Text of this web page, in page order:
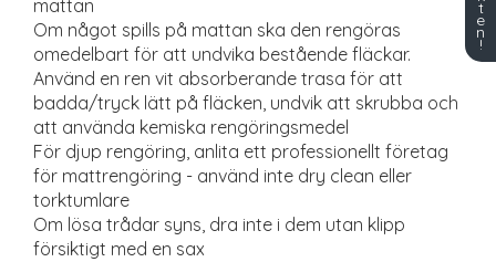
mattan
Om något spills på mattan ska den rengöras
omedelbart för att undvika bestående fläckar.
Använd en ren vit absorberande trasa för att
badda/tryck lätt på fläcken, undvik att skrubba och
att använda kemiska rengöringsmedel
För djup rengöring, anlita ett professionellt företag
för mattrengöring - använd inte dry clean eller
torktumlare
Om lösa trådar syns, dra inte i dem utan klipp
försiktigt med en sax
t
e
n
!